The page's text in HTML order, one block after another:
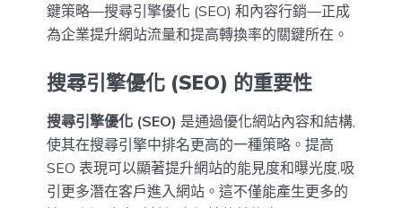
鍵策略—搜尋引擎優化 (SEO) 和內容行銷—正成
為企業提升網站流量和提高轉換率的關鍵所在。
搜尋引擎優化 (SEO) 的重要性
搜尋引擎優化 (SEO) 是通過優化網站內容和結構,
使其在搜尋引擎中排名更高的一種策略。提高
SEO 表現可以顯著提升網站的能見度和曝光度,吸
引更多潛在客戶進入網站。這不僅能產生更多的